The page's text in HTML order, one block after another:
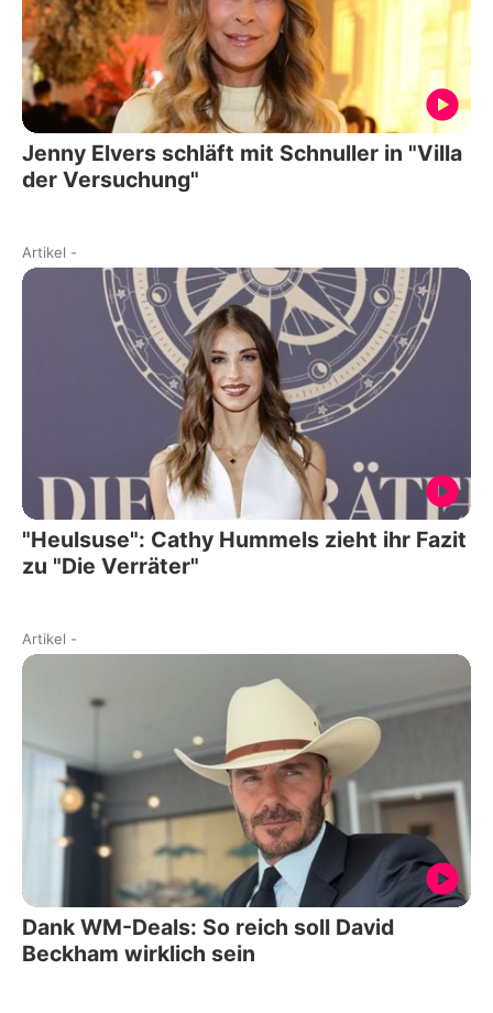
Jenny Elvers schläft mit Schnuller in "Villa
der Versuchung"
Artikel -
"Heulsuse": Cathy Hummels zieht ihr Fazit
zu "Die Verräter"
Artikel -
Dank WM-Deals: So reich soll David
Beckham wirklich sein